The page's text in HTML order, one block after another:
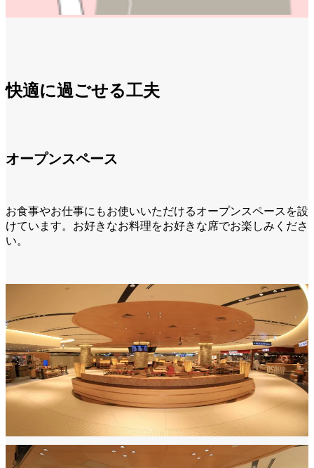
快適に過ごせる工夫
オープンスペース
お食事やお仕事にもお使いいただけるオープンスペースを設
けています。お好きなお料理をお好きな席でお楽しみくださ
い。